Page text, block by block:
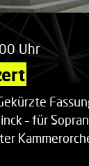
Uhr
– für